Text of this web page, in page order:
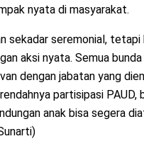
nyata di masyarakat.
sekadar seremonial, tetapi
aksi nyata. Semua bunda
dengan jabatan yang
partisipasi PAUD,
anak bisa segera